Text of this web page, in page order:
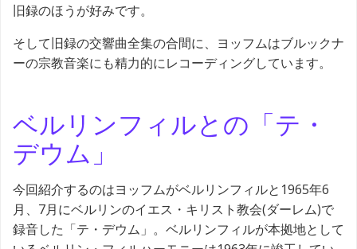
旧録のほうが好みです。
そして旧録の交響曲全集の合間に、ヨッフムはブルックナ
ーの宗教音楽にも精力的にレコーディングしています。
ベルリンフィルとの「テ・
デウム」
今回紹介するのはヨッフムがベルリンフィルと1965年6
月、7月にベルリンのイエス・キリスト教会(ダーレム)で
録音した「テ・デウム」。ベルリンフィルが本拠地として